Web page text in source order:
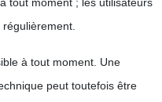
à tout moment. Une
peut toutefois être